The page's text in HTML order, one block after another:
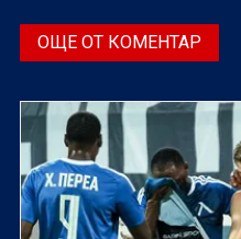
ОЩЕ ОТ КОМЕНТАР